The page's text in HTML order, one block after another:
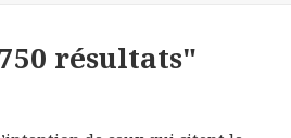
résultats"